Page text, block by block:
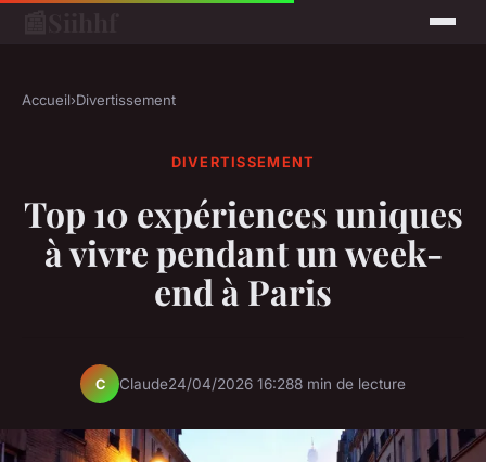
Accueil›Divertissement
DIVERTISSEMENT
Top 10 expériences uniques
à vivre pendant un week-
end à Paris
C Claude24/04/2026 16:288 min de lecture